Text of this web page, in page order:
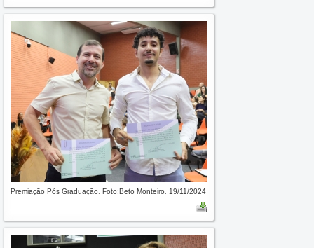
Premiação Pós Graduação. Foto:Beto Monteiro. 19/11/2024